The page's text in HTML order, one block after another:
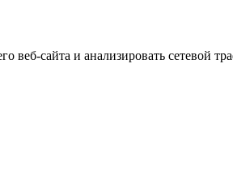
сайта и анализировать сетевой